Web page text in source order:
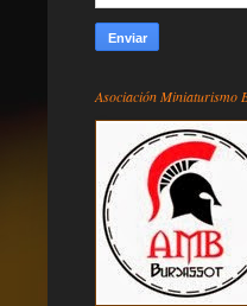
Asociación Miniaturismo